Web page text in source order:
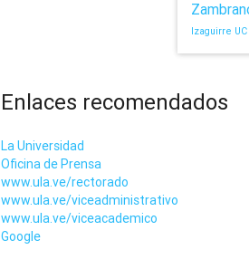
Izaguirre UC
Enlaces recomendados
La Universidad
Oficina de Prensa
www.ula.ve/rectorado
www.ula.ve/viceadministrativo
www.ula.ve/viceacademico
Google